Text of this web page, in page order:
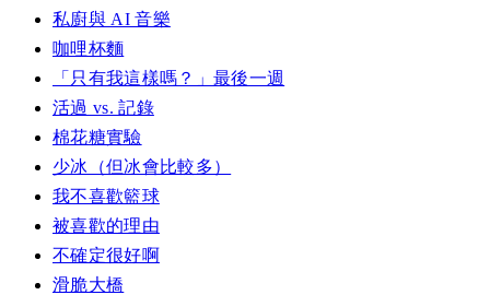
私廚與 AI 音樂
咖哩杯麵
「只有我這樣嗎？」最後一週
活過 vs. 記錄
棉花糖實驗
少冰（但冰會比較多）
我不喜歡籃球
被喜歡的理由
不確定很好啊
滑脆大橋